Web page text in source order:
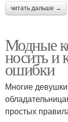
читать дальше →
Модные
носить и
ошибки
Многие
простых